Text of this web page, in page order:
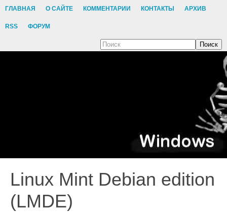
ГЛАВНАЯ О САЙТЕ КОММЕНТАРИИ КОНТАКТЫ АРХИВ
RSS ФОРУМ
Поиск
Linux Mint Debian edition
(LMDE)